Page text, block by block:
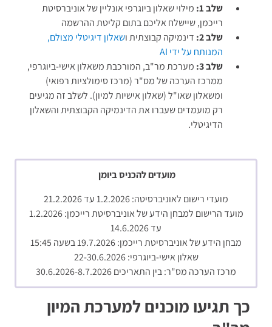
שלב 1:
מילוי שאלון ביוגרפי אונליין של אוניברסיטת
רייכמן, שיישלח אליכם בתום קליטת ההרשמה
שלב 2:
דינמיקה קבוצתית ושאלון דיגיטלי מצולם,
המנותח על ידי AI
שלב 3:
מערכת מר"ב, המורכבת משאלון אישי-ביוגרפי,
ממרכז הערכה של מס"ר (מרכז סימולציות רפואי)
ומשאלון שאו"ל (שאלון אישיות למיון). לשלב זה מגיעים
רק מועמדים שעברו את הדינמיקה הקבוצתית והשאלון
הדיגיטלי.
מועדים להכניס ביומן
מועדי רישום לאוניברסיטה: 1.2.2026 עד 21.2.2026
מועד הרישום למבחן הידע של אוניברסיטת רייכמן: 1.2.2026
עד 14.6.2026
מבחן הידע של אוניברסיטת רייכמן: 19.7.2026 בשעה 15:45
שאלון אישי-ביוגרפי: 22-30.6.2026
מרכז הערכה מס"ר: בין התאריכים 30.6.2026-8.7.2026
כך תגיעו מוכנים למערכת המיון